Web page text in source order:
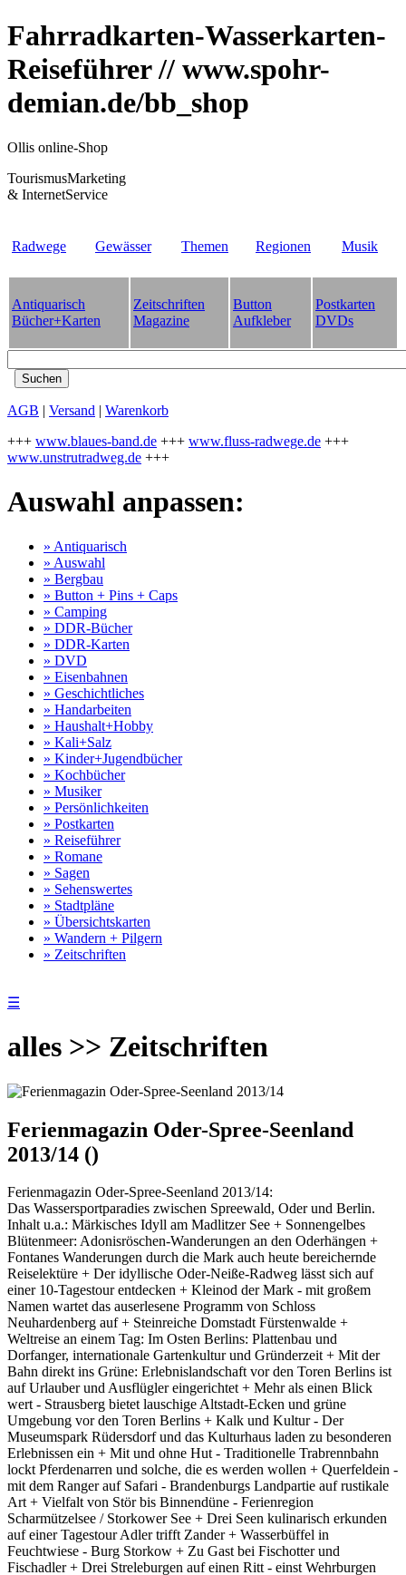
Fahrradkarten-Wasserkarten-
Reiseführer // www.spohr-
demian.de/bb_shop
Ollis online-Shop
TourismusMarketing
& InternetService
Radwege Gewässer Themen Regionen Musik
Antiquarisch
Bücher+Karten
Zeitschriften
Magazine
Button
Aufkleber
Postkarten
DVDs
AGB | Versand | Warenkorb
+++ www.blaues-band.de +++ www.fluss-radwege.de +++
www.unstrutradweg.de +++
Auswahl anpassen:
» Antiquarisch
» Auswahl
» Bergbau
» Button + Pins + Caps
» Camping
» DDR-Bücher
» DDR-Karten
» DVD
» Eisenbahnen
» Geschichtliches
» Handarbeiten
» Haushalt+Hobby
» Kali+Salz
» Kinder+Jugendbücher
» Kochbücher
» Musiker
» Persönlichkeiten
» Postkarten
» Reiseführer
» Romane
» Sagen
» Sehenswertes
» Stadtpläne
» Übersichtskarten
» Wandern + Pilgern
» Zeitschriften
☰
alles >> Zeitschriften
Ferienmagazin Oder-Spree-Seenland
2013/14 ()
Ferienmagazin Oder-Spree-Seenland 2013/14:
Das Wassersportparadies zwischen Spreewald, Oder und Berlin.
Inhalt u.a.: Märkisches Idyll am Madlitzer See + Sonnengelbes
Blütenmeer: Adonisröschen-Wanderungen an den Oderhängen +
Fontanes Wanderungen durch die Mark auch heute bereichernde
Reiselektüre + Der idyllische Oder-Neiße-Radweg lässt sich auf
einer 10-Tagestour entdecken + Kleinod der Mark - mit großem
Namen wartet das auserlesene Programm von Schloss
Neuhardenberg auf + Steinreiche Domstadt Fürstenwalde +
Weltreise an einem Tag: Im Osten Berlins: Plattenbau und
Dorfanger, internationale Gartenkultur und Gründerzeit + Mit der
Bahn direkt ins Grüne: Erlebnislandschaft vor den Toren Berlins ist
auf Urlauber und Ausflügler eingerichtet + Mehr als einen Blick
wert - Strausberg bietet lauschige Altstadt-Ecken und grüne
Umgebung vor den Toren Berlins + Kalk und Kultur - Der
Museumspark Rüdersdorf und das Kulturhaus laden zu besonderen
Erlebnissen ein + Mit und ohne Hut - Traditionelle Trabrennbahn
lockt Pferdenarren und solche, die es werden wollen + Querfeldein -
mit dem Ranger auf Safari - Brandenburgs Landpartie auf rustikale
Art + Vielfalt von Stör bis Binnendüne - Ferienregion
Scharmützelsee / Storkower See + Drei Seen kulinarisch erkunden
auf einer Tagestour Adler trifft Zander + Wasserbüffel in
Feuchtwiese - Burg Storkow + Zu Gast bei Fischotter und
Fischadler + Drei Streleburgen auf einen Ritt - einst Wehrburgen